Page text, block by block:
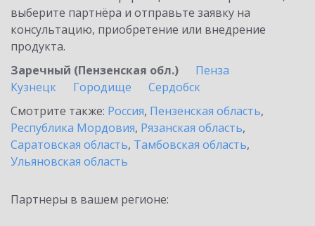
выберите партнёра и отправьте заявку на
консультацию, приобретение или внедрение
продукта.
Заречный (Пензенская обл.)
Пенза
Кузнецк
Городище
Сердобск
Смотрите также: Россия, Пензенская область,
Республика Мордовия, Рязанская область,
Саратовская область, Тамбовская область,
Ульяновская область
Партнеры в вашем регионе: